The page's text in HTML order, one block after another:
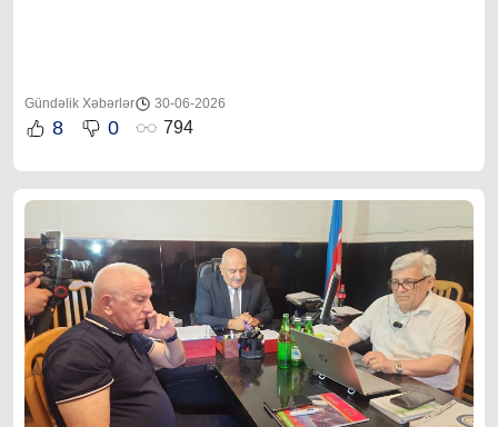
Gündəlik Xəbərlər 30-06-2026
8 0 794